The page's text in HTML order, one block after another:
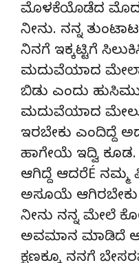
ಮೊಳಕೆಯೊಡೆದ
ನೀನು. ನನ್ನ
ನಿನಗೆ ಇಕ್ಕಟ್ಟಿಗೆ
ಮದುವೆಯಾದ
ಬಿಡು ಎಂದು
ಮದುವೆಯಾದ
ಇರಬೇಕು ಎಂದಿದ್ದೆ
ಹಾಗೇಯೆ ಇದ್ವಿ ಕೂಡ.
ಆಗಿದ್ದೆ ಆದರೆÉ ನಮ್ಮ
ಅಸೂಯೆ ಆಗಿರಬೇಕು
ನೀನು ನನ್ನ ಮೇಲೆ
ಅವಮಾನ ಮಾಡಿದೆ
ಕ್ಷಣಕ್ಕೂ ನನಗೆ